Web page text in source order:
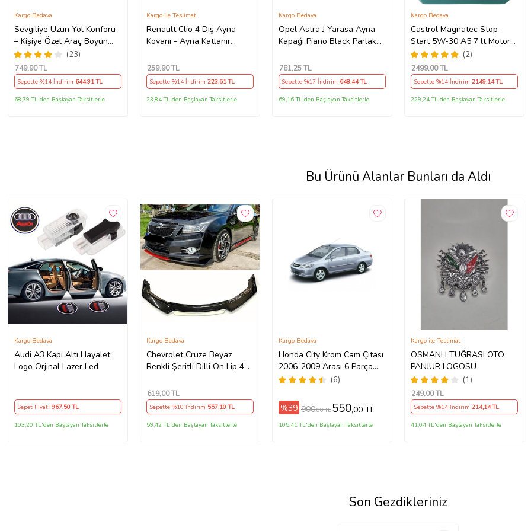
Sevgiliye Uzun Yol Konforu
– Kişiye Özel Araç Boyun
Yastığı & Kemer Pedi Hediye
Seti
(23)
Kargo Bedava
749,90 TL
Sepette %14 İndirim 644,91 TL
68,79 TL'den Başlayan Taksitlerle
Renault Clio 4 Dış Ayna
Kovanı - Ayna Katlanır
490307706 M3625
Kargo ile Teslimat
259,90 TL
Sepette %14 İndirim 223,51 TL
23,84 TL'den Başlayan Taksitlerle
Opel Astra J Yarasa Ayna
Kapağı Piano Black Parlak
Kargo Bedava
781,25 TL
Sepette %17 İndirim 648,44 TL
69,16 TL'den Başlayan Taksitlerle
Castrol Magnatec Stop-
Start 5W-30 A5 7 lt Motor
Yağı Ü.T 2024 (2)
Kargo Bedava
2499,00 TL
Sepette %14 İndirim 2149,14 TL
229,24 TL'den Başlayan Taksitlerle
Bu Ürünü Alanlar Bunları da Aldı
Audi A3 Kapı Altı Hayalet
Logo Orjinal Lazer Led
Kargo Bedava
Sepet Fiyatı 967,50 TL
103,20 TL'den Başlayan Taksitlerle
Chevrolet Cruze Beyaz
Renkli Şeritli Dilli Ön Lip 4
Kargo Bedava
619,00 TL
Sepette %10 İndirim 557,10 TL
59,42 TL'den Başlayan Taksitlerle
Honda City Krom Cam Çıtası
2006-2009 Arası 6 Parça
Paslanmaz Çelik
(6)
Kargo Bedava
%39 900,00 TL 550,00 TL
105,41 TL'den Başlayan Taksitlerle
OSMANLI TUĞRASI OTO
PANJUR LOGOSU
(1)
Kargo ile Teslimat
249,00 TL
Sepette %14 İndirim 214,14 TL
41,04 TL'den Başlayan Taksitlerle
Son Gezdikleriniz